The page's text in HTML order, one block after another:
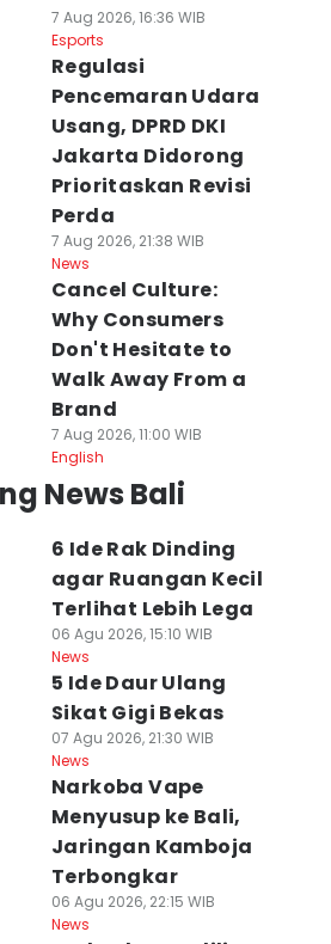
Vape
ke Bali,
Kamboja
Agu 2026, 22:15 WIB
Periksa Kejiwaan
Pelaku
Istri
News
7 Aug 2026, 16:36 WIB
Esports
Regulasi
Pencemaran Udara
Usang, DPRD DKI
Jakarta Didorong
Prioritaskan Revisi
Perda
7 Aug 2026, 21:38 WIB
News
Cancel Culture:
Why Consumers
Don't Hesitate to
Walk Away From a
Brand
7 Aug 2026, 11:00 WIB
English
News Bali
6 Ide Rak Dinding
agar Ruangan Kecil
Terlihat Lebih Lega
06 Agu 2026, 15:10 WIB
News
5 Ide Daur Ulang
Sikat Gigi Bekas
07 Agu 2026, 21:30 WIB
News
Narkoba Vape
Menyusup ke Bali,
Jaringan Kamboja
Terbongkar
06 Agu 2026, 22:15 WIB
News